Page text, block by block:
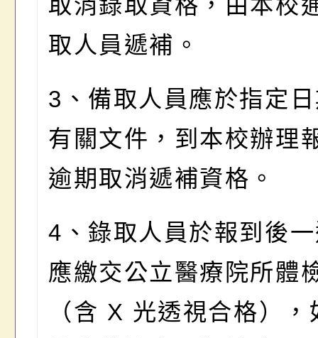
取消錄取資格，由本校
取人員遞補。
3、備取人員應於指定
有關文件，到本校辦理
逾期取消遞補資格。
4、錄取人員於報到後
應繳交公立醫療院所體
（含 X 光透視合格），